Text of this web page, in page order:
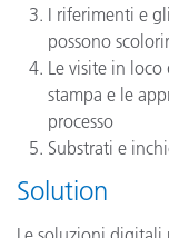
I riferimenti e
possono
Le visite in
stampa e le
processo
Substrati e
Solution